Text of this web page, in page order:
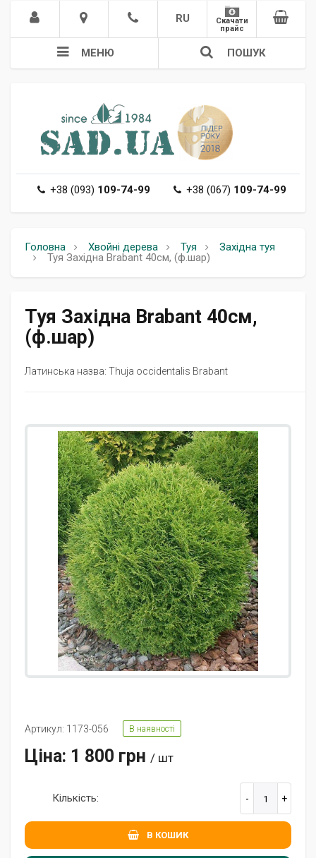
RU
Скачати
прайс
МЕНЮ ПОШУК
+38 (093) 109-74-99 +38 (067) 109-74-99
Головна Хвойні дерева Туя
Західна туя
Туя Західна Brabant 40см, (ф.шар)
Туя Західна Brabant 40см,
(ф.шар)
Латинська назва: Thuja occidentalis Brabant
Артикул: 1173-056 В наявності
Ціна: 1 800 грн / шт
Кількість:
В КОШИК